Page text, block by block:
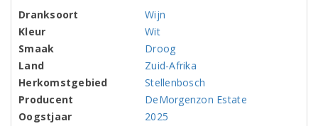
Dranksoort
Wijn
Kleur
Wit
Smaak
Droog
Land
Zuid-Afrika
Herkomstgebied
Stellenbosch
Producent
DeMorgenzon Estate
Oogstjaar
2025